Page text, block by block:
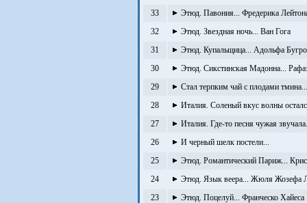
33
Этюд. Павония... Фредерика
32
Этюд. Звездная ночь... Ван Гога
31
Этюд. Купальщица... Адольфа Бугро
30
Этюд. Сикстинская Мадонна...
29
Стал терпким чай с плодами тмина...
28
Италия. Соленый вкус волны
27
Италия. Где-то песня чужая
26
И черный шелк постели...
25
Этюд. Романтический Париж...
24
Этюд. Язык веера... Жюля Жозефа
23
Этюд. Поцелуй... Франческо Хайеса